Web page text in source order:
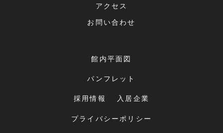
アクセス
お問い合わせ
館内平面図
パンフレット
採用情報 入居企業
プライバシーポリシー